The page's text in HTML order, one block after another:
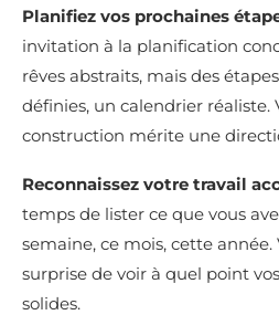
Planifiez vos prochaines
invitation à la planification
rêves abstraits, mais des
définies, un calendrier réaliste.
construction mérite une
Reconnaissez votre travail
temps de lister ce que vous
semaine, ce mois, cette
surprise de voir à quel point
solides.